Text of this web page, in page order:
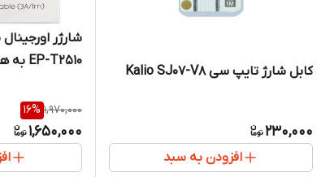
کابل شارژ تایپ سی Kalio SJ07-V8
230,000
افزودن به سبد
EP-T2510 به همراه کابل
1,970,000
16%
1,650,000